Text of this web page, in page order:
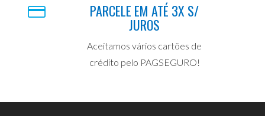
PARCELE EM ATÉ 3X S/
JUROS
Aceitamos vários cartões de
crédito pelo PAGSEGURO!